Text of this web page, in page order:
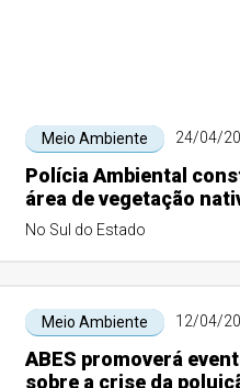
Meio Ambiente 24/04/
Polícia Ambiental
área de vegetação
No Sul do Estado
Meio Ambiente 12/04/
ABES promoverá
sobre a crise da